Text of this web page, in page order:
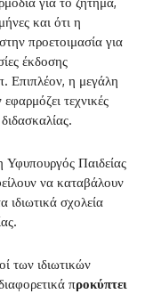
και ότι η
προετοιμασία για
έκδοσης
Επιπλέον, η μεγάλη
τεχνικές
Υφυπουργός Παιδείας
να καταβάλουν
σχολεία
των ιδιωτικών
προκύπτει